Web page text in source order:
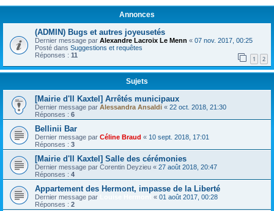
r
Annonces
(ADMIN) Bugs et autres joyeusetés
Dernier message par Alexandre Lacroix Le Menn « 07 nov. 2017, 00:25
Posté dans Suggestions et requêtes
Réponses : 11 1 2
Sujets
[Mairie d'Il Kaxtel] Arrêtés municipaux
Dernier message par Alessandra Ansaldi « 22 oct. 2018, 21:30
Réponses : 6
Bellinii Bar
Dernier message par Céline Braud « 10 sept. 2018, 17:01
Réponses : 3
[Mairie d'Il Kaxtel] Salle des cérémonies
Dernier message par Corentin Deyzieu « 27 août 2018, 20:47
Réponses : 4
Appartement des Hermont, impasse de la Liberté
Dernier message par « 01 août 2017, 00:28
Réponses : 2